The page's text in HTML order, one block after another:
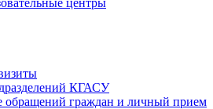
центры
КГАСУ
обращений граждан и личный прием